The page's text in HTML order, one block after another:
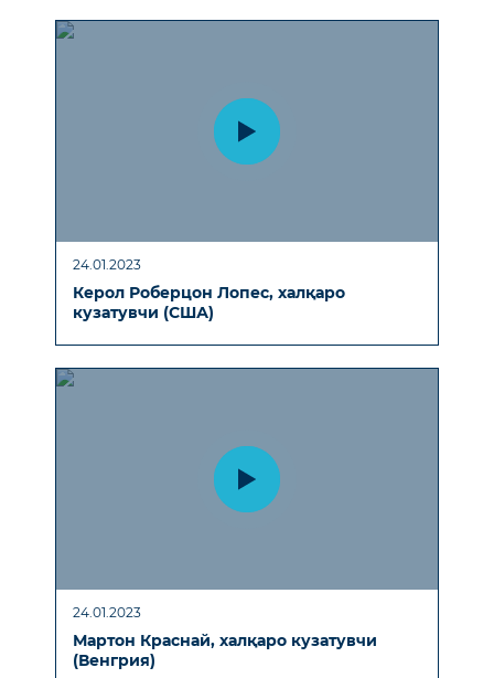
24.01.2023
Керол Роберцон Лопес, халқаро
кузатувчи (США)
24.01.2023
Мартон Краснай, халқаро кузатувчи
(Венгрия)